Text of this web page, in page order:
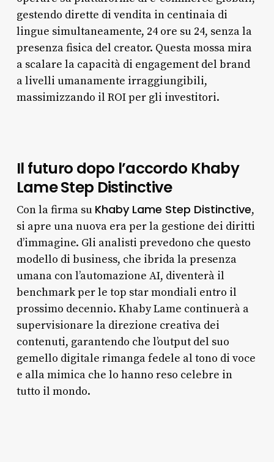
gestendo dirette di vendita in centinaia di
lingue simultaneamente, 24 ore su 24, senza la
presenza fisica del creator. Questa mossa mira
a scalare la capacità di engagement del brand
a livelli umanamente irraggiungibili,
massimizzando il ROI per gli investitori.
Il futuro dopo l’accordo Khaby
Lame Step Distinctive
Con la firma su Khaby Lame Step Distinctive,
si apre una nuova era per la gestione dei diritti
d’immagine. Gli analisti prevedono che questo
modello di business, che ibrida la presenza
umana con l’automazione AI, diventerà il
benchmark per le top star mondiali entro il
prossimo decennio. Khaby Lame continuerà a
supervisionare la direzione creativa dei
contenuti, garantendo che l’output del suo
gemello digitale rimanga fedele al tono di voce
e alla mimica che lo hanno reso celebre in
tutto il mondo.